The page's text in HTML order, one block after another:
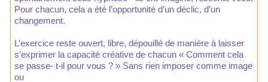
Pour chacun, cela a été l’opportunité d’un déclic, d’un
changement.
L’exercice reste ouvert, libre, dépouillé de manière à laisser
s’exprimer la capacité créative de chacun « Comment cela
se passe- t-il pour vous ? » Sans rien imposer comme image
ou